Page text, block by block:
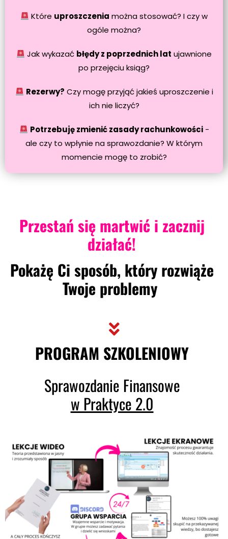
Które uproszczenia można stosować? I czy w
ogóle można?
Jak wykazać błędy z poprzednich lat ujawnione
po przejęciu ksiąg?
Rezerwy? Czy mogę przyjąć jakieś uproszczenie i
ich nie liczyć?
Potrzebuję zmienić zasady rachunkowości-
ale czy to wpłynie na sprawozdanie? W którym
momencie mogę to zrobić?
Przestań się martwić i zacznij
działać!
Pokażę Ci sposób, który rozwiąże
Twoje problemy
PROGRAM SZKOLENIOWY
Sprawozdanie Finansowe
w Praktyce 2.0